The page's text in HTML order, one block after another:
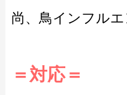
尚、鳥インフル
＝対応＝